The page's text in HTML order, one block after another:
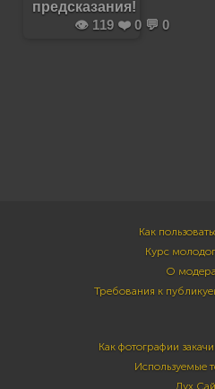
предсказания!
👁️ 119 ❤️ 0 💬 0
Как
Курс
О
Требования к
Как фотографии
Используемые
Дух